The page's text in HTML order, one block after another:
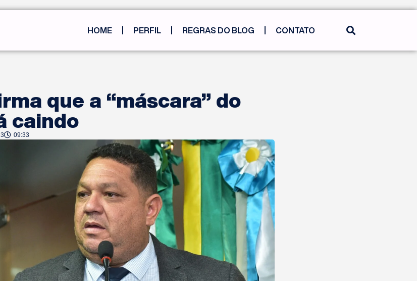
HOME PERFIL REGRAS DO BLOG CONTATO
que a “máscara” do
caindo
09:33